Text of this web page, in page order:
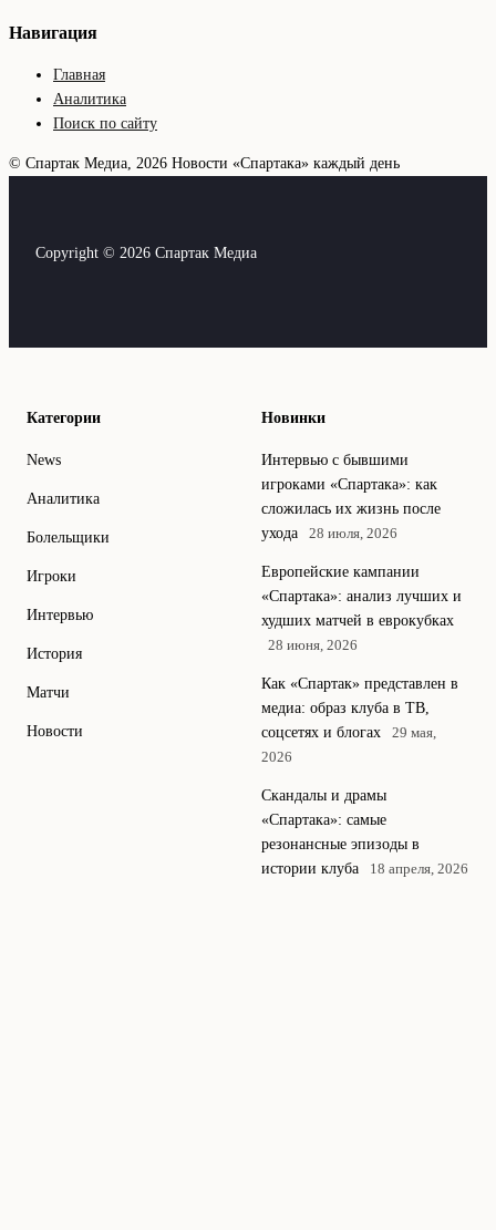
Навигация
Главная
Аналитика
Поиск по сайту
© Спартак Медиа, 2026 Новости «Спартака» каждый день
Copyright © 2026 Спартак Медиа
Категории
News
Аналитика
Болельщики
Игроки
Интервью
История
Матчи
Новости
Новинки
Интервью с бывшими
игроками «Спартака»: как
сложилась их жизнь после
ухода
28 июля, 2026
Европейские кампании
«Спартака»: анализ лучших и
худших матчей в еврокубках
28 июня, 2026
Как «Спартак» представлен в
медиа: образ клуба в ТВ,
соцсетях и блогах
29 мая,
2026
Скандалы и драмы
«Спартака»: самые
резонансные эпизоды в
истории клуба
18 апреля, 2026